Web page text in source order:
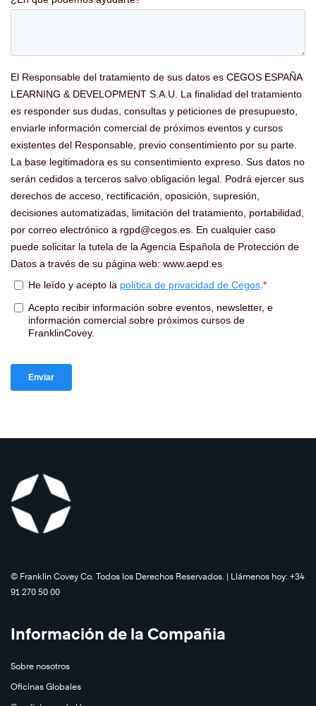
©️ Franklin Covey Co. Todos los Derechos Reservados. | Llámenos hoy: +34
91 270 50 00
Información de la Compañia
Sobre nosotros
Oficinas Globales